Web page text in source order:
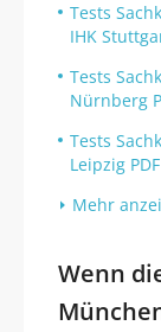
Tests
IHK
Tests
Nürnberg
Tests
Leipzig PDF
Mehr
Wenn